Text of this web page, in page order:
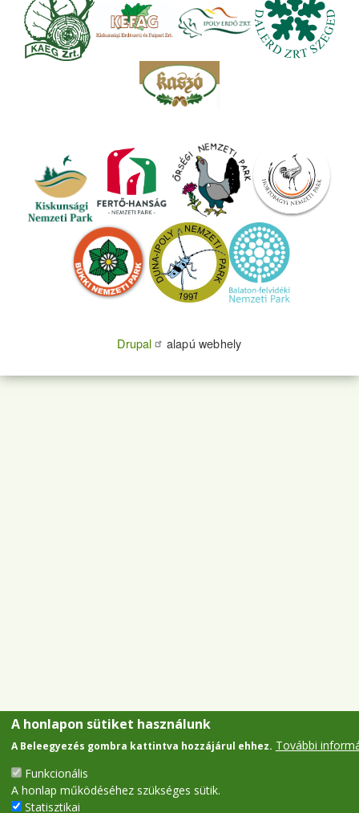
Drupal alapú webhely
A honlapon sütiket használunk
A Beleegyezés gombra kattintva hozzájárul ehhez. További
Funkcionális
A honlap működéséhez szükséges sütik.
Statisztikai